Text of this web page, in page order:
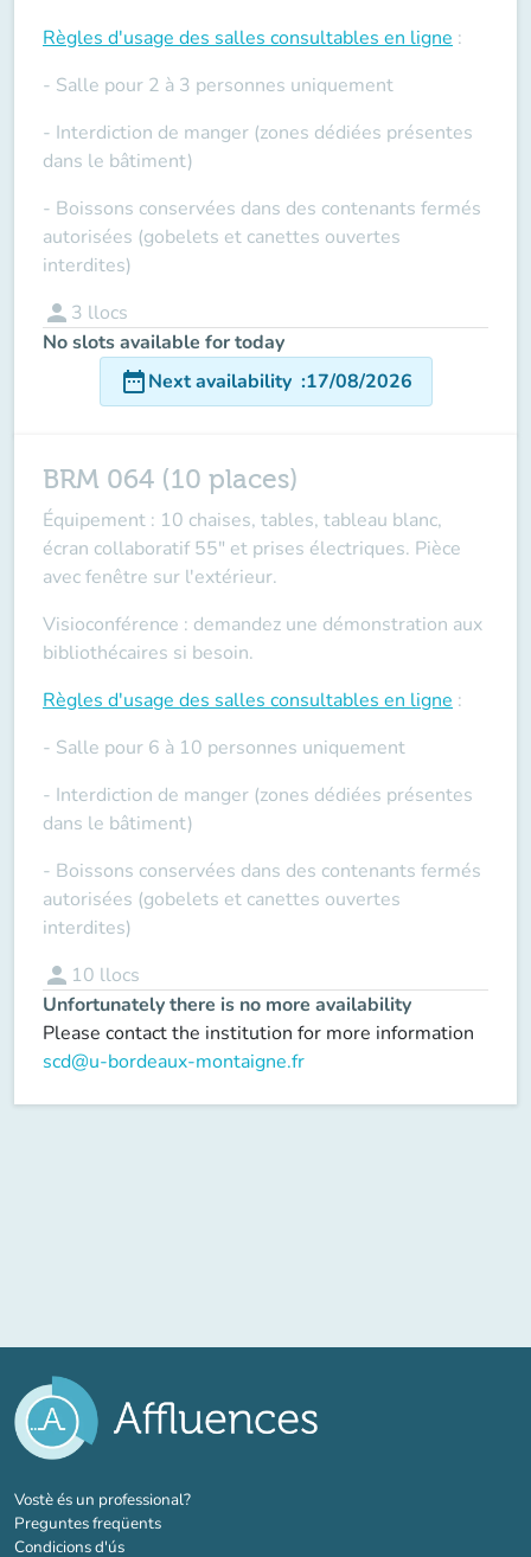
Règles d'usage des salles consultables en ligne :
- Salle pour 2 à 3 personnes uniquement
- Interdiction de manger (zones dédiées présentes
dans le bâtiment)
- Boissons conservées dans des contenants fermés
autorisées (gobelets et canettes ouvertes
interdites)
person 3 llocs
No slots available for today
date_rangeNext availability :17/08/2026
BRM 064 (10 places)
Équipement : 10 chaises, tables, tableau blanc,
écran collaboratif 55" et prises électriques. Pièce
avec fenêtre sur l'extérieur.
Visioconférence : demandez une démonstration aux
bibliothécaires si besoin.
Règles d'usage des salles consultables en ligne :
- Salle pour 6 à 10 personnes uniquement
- Interdiction de manger (zones dédiées présentes
dans le bâtiment)
- Boissons conservées dans des contenants fermés
autorisées (gobelets et canettes ouvertes
interdites)
person 10 llocs
Unfortunately there is no more availability
Please contact the institution for more information
scd@u-bordeaux-montaigne.fr
Vostè és un professional?(new tab)
Preguntes freqüents
Condicions d'ús